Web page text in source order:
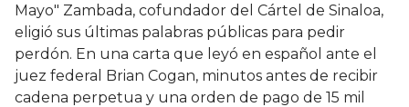
Mayo" Zambada, cofundador del Cártel de Sinaloa,
eligió sus últimas palabras públicas para pedir
perdón. En una carta que leyó en español ante el
juez federal Brian Cogan, minutos antes de recibir
cadena perpetua y una orden de pago de 15 mil